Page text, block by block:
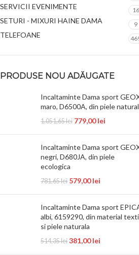
SERVICII EVENIMENTE 16
SETURI - MIXURI HAINE DAMA 9
TELEFOANE
PRODUSE NOU ADĂUGATE
Incaltaminte Dama sport
maro, D6500A, din piele
1.051,65lei 779,00lei
Incaltaminte Dama sport
negri, D680JA, din piele
ecologica
781,65lei 579,00lei
Incaltaminte Dama sport
albi, 6159290, din material
si piele naturala
514,35lei 381,00lei